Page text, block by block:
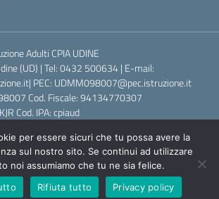
Adulti CPIA UDINE
(UD) | Tel: 0432 500634 | E-mail:
PEC: UDMM098007@pec.istruzione.it
Cod. Fiscale: 94134770307
Cod. IPA: cpiaud
Concept & Design by Designers Italia
per essere sicuri che tu possa avere la
sul nostro sito. Se continui ad utilizzare
noi assumiamo che tu ne sia felice.
Rifiuta tutto Privacy policy